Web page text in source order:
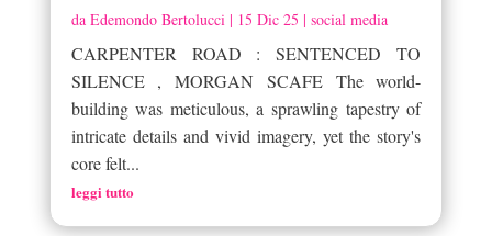
da Edemondo Bertolucci| 15 Dic 25 | social media
CARPENTER ROAD : SENTENCED TO
SILENCE , MORGAN SCAFE The world-
building was meticulous, a sprawling tapestry of
intricate details and vivid imagery, yet the story's
core felt...
leggi tutto